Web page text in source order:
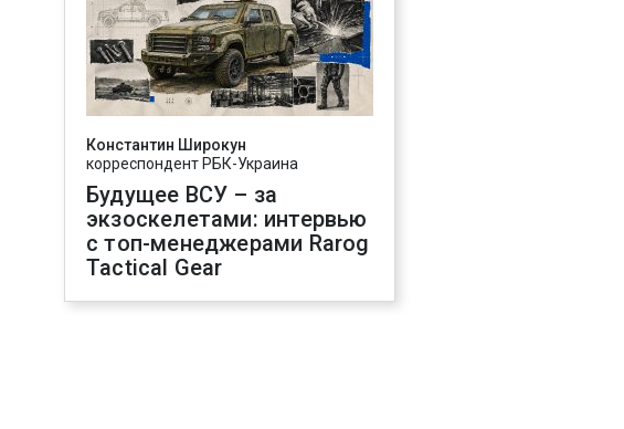
Константин Широкун
корреспондент РБК-Украина
Будущее ВСУ – за
экзоскелетами: интервью
с топ-менеджерами Rarog
Tactical Gear